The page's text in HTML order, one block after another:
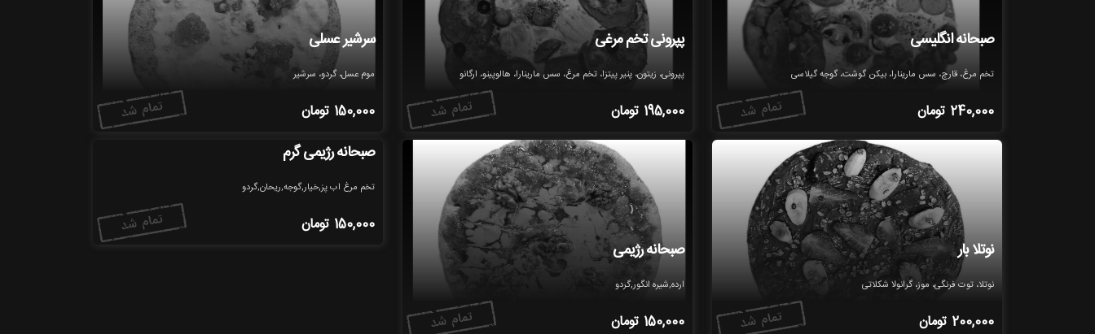
صبحانه انگلیسی
تخم مرغ، قارچ، سس مارینارا، بیکن گوشت، گوجه گیلاسی
240,000 تومان
پپرونی تخم مرغی
پپرونی، زیتون، پنیر پیتزا، تخم مرغ، سس مارینارا، هالوپینو، ارگانو
195,000 تومان
سرشیر عسلی
موم عسل، گردو، سرشیر
150,000 تومان
نوتلا بار
نوتلا، توت فرنگی، موز، گرانولا شکلاتی
200,000 تومان
صبحانه رژیمی
ارده,شیره انگور,گردو
150,000 تومان
صبحانه رژیمی گرم
تخم مرغ اب پز,خیار,گوجه,ریحان,گردو
150,000 تومان